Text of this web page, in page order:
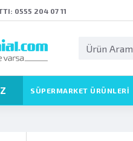
0555 204 07 11
SÜPERMARKET ÜRÜNLERI